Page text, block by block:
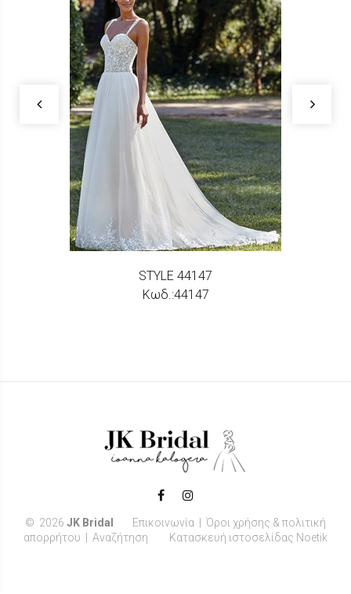
STYLE 44147
Κωδ.:44147
© 2026 JK Bridal Επικοινωνία
Όροι χρήσης & πολιτική
απορρήτου
Αναζήτηση Κατασκευή ιστοσελίδας Noetik